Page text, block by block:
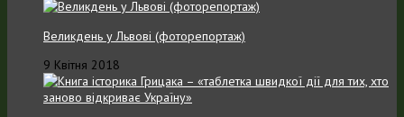
Великдень у Львові (фоторепортаж)
9 Квітня 2018